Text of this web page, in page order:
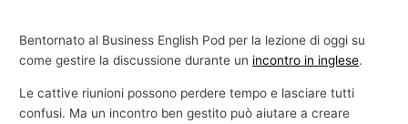
Bentornato al Business English Pod per la lezione di oggi su
come gestire la discussione durante un incontro in inglese.
Le cattive riunioni possono perdere tempo e lasciare tutti
confusi. Ma un incontro ben gestito può aiutare a creare